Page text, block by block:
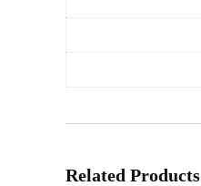
Related Products